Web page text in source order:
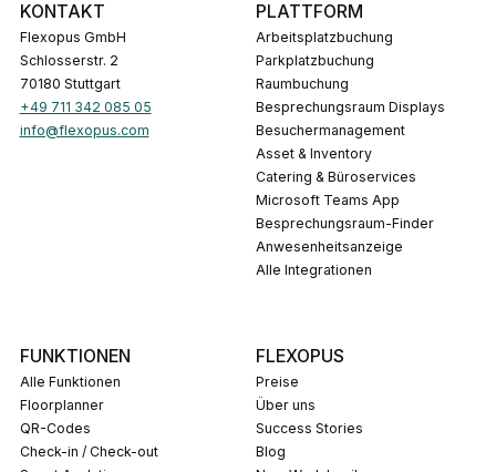
KONTAKT
Flexopus GmbH
Schlosserstr. 2
70180 Stuttgart
+49 711 342 085 05
info@flexopus.com
PLATTFORM
Arbeitsplatzbuchung
Parkplatzbuchung
Raumbuchung
Besprechungsraum Displays
Besuchermanagement
Asset & Inventory
Catering & Büroservices
Microsoft Teams App
Besprechungsraum-Finder
Anwesenheitsanzeige
Alle Integrationen
FUNKTIONEN
Alle Funktionen
Floorplanner
QR-Codes
Check-in / Check-out
FLEXOPUS
Preise
Über uns
Success Stories
Blog